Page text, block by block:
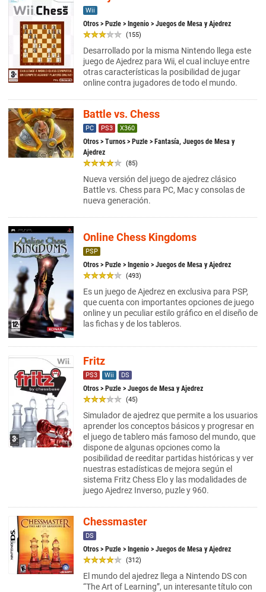
Wii
Otros > Puzle > Ingenio > Juegos de Mesa y Ajedrez
(155)
Desarrollado por la misma Nintendo llega este
juego de Ajedrez para Wii, el cual incluye entre
otras características la posibilidad de jugar
online contra jugadores de todo el mundo.
Battle vs. Chess
PC PS3 X360
Otros > Turnos > Puzle > Fantasía, Juegos de Mesa y
Ajedrez
(85)
Nueva versión del juego de ajedrez clásico
Battle vs. Chess para PC, Mac y consolas de
nueva generación.
Online Chess Kingdoms
PSP
Otros > Puzle > Ingenio > Juegos de Mesa y Ajedrez
(493)
Es un juego de Ajedrez en exclusiva para PSP,
que cuenta con importantes opciones de juego
online y un peculiar estilo gráfico en el diseño de
las fichas y de los tableros.
Fritz
PS3 Wii DS
Otros > Puzle > Juegos de Mesa y Ajedrez
(45)
Simulador de ajedrez que permite a los usuarios
aprender los conceptos básicos y progresar en
el juego de tablero más famoso del mundo, que
dispone de algunas opciones como la
posibilidad de reeditar partidas históricas y ver
nuestras estadísticas de mejora según el
sistema Fritz Chess Elo y las modalidades de
juego Ajedrez Inverso, puzle y 960.
Chessmaster
DS
Otros > Puzle > Ingenio > Juegos de Mesa y Ajedrez
(312)
El mundo del ajedrez llega a Nintendo DS con
“The Art of Learning”, un interesante título con